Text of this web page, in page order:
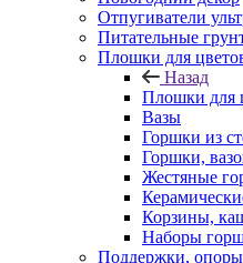
Отпугиватели
Питательные
Плошки для
Назад
Плошки для
Вазы
Горшки из
Горшки,
Жестяные
Корзины,
Наборы
Поддержки, опоры